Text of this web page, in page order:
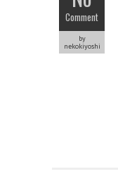
Comment
by
nekokiyoshi